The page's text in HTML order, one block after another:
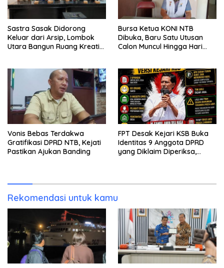
Sastra Sasak Didorong
Keluar dari Arsip, Lombok
Utara Bangun Ruang Kreatif
Bursa Ketua KONI NTB
Dibuka, Baru Satu Utusan
Calon Muncul Hingga Hari
Vonis Bebas Terdakwa
Gratifikasi DPRD NTB, Kejati
Pastikan Ajukan Banding
FPT Desak Kejari KSB Buka
Identitas 9 Anggota DPRD
yang Diklaim Diperiksa,
Rekomendasi untuk kamu